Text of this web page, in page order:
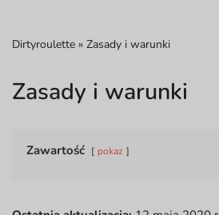
Dirtyroulette » Zasady i warunki
Zasady i warunki
Zawartość pokaz